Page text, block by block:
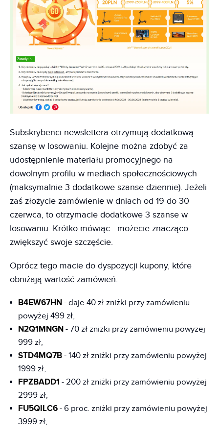
Subskrybenci newslettera otrzymują dodatkową
szansę w losowaniu. Kolejne można zdobyć za
udostępnienie materiału promocyjnego na
dowolnym profilu w mediach społecznościowych
(maksymalnie 3 dodatkowe szanse dziennie). Jeżeli
zaś złożycie zamówienie w dniach od 19 do 30
czerwca, to otrzymacie dodatkowe 3 szanse w
losowaniu. Krótko mówiąc - możecie znacząco
zwiększyć swoje szczęście.
Oprócz tego macie do dyspozycji kupony, które
obniżają wartość zamówień:
B4EW67HN - daje 40 zł zniżki przy zamówieniu
powyżej 499 zł,
N2Q1MNGN - 70 zł zniżki przy zamówieniu powyżej
999 zł,
STD4MQ7B - 140 zł zniżki przy zamówieniu powyżej
1999 zł,
FPZBADD1 - 200 zł zniżki przy zamówieniu powyżej
2999 zł,
FU5QILC6 - 6 proc. zniżki przy zamówieniu powyżej
3999 zł,